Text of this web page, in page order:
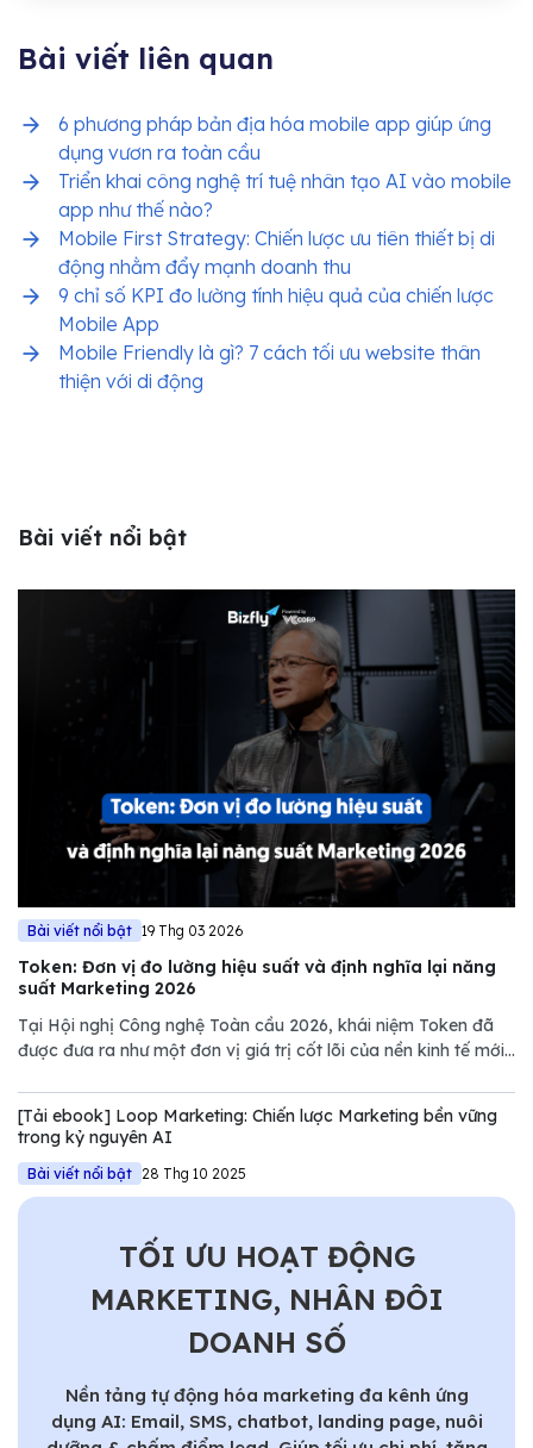
Bài viết liên quan
6 phương pháp bản địa hóa mobile app giúp ứng
dụng vươn ra toàn cầu
Triển khai công nghệ trí tuệ nhân tạo AI vào mobile
app như thế nào?
Mobile First Strategy: Chiến lược ưu tiên thiết bị di
động nhằm đẩy mạnh doanh thu
9 chỉ số KPI đo lường tính hiệu quả của chiến lược
Mobile App
Mobile Friendly là gì? 7 cách tối ưu website thân
thiện với di động
Bài viết nổi bật
Bài viết nổi bật 19 Thg 03 2026
Token: Đơn vị đo lường hiệu suất và định nghĩa lại năng
suất Marketing 2026
Tại Hội nghị Công nghệ Toàn cầu 2026, khái niệm Token đã
được đưa ra như một đơn vị giá trị cốt lõi của nền kinh tế mới.
chúng ta sẽ bỏ lỡ một bước ngoặt quan trọng trong quản trị
Marketing.
[Tải ebook] Loop Marketing: Chiến lược Marketing bền vững
trong kỷ nguyên AI
Bài viết nổi bật 28 Thg 10 2025
TỐI ƯU HOẠT ĐỘNG
MARKETING, NHÂN ĐÔI
DOANH SỐ
Nền tảng tự động hóa marketing đa kênh ứng
dụng AI: Email, SMS, chatbot, landing page, nuôi